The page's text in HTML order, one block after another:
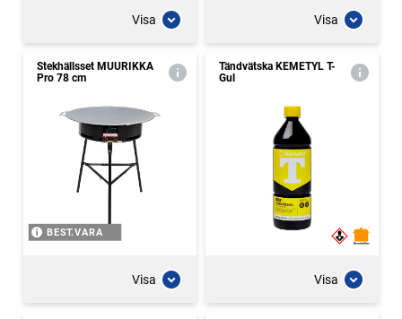
Visa Visa
Stekhällsset MUURIKKA
Pro 78 cm
BEST.VARA
Visa
Tändvätska KEMETYL T-
Gul
Visa